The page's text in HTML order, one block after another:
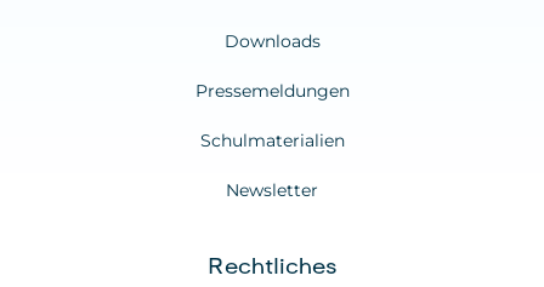
Downloads
Pressemeldungen
Schulmaterialien
Newsletter
Rechtliches